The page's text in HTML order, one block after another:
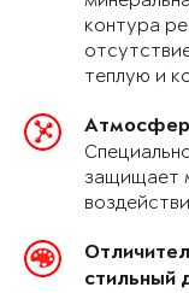
контура
теплую и
защищает
стильный